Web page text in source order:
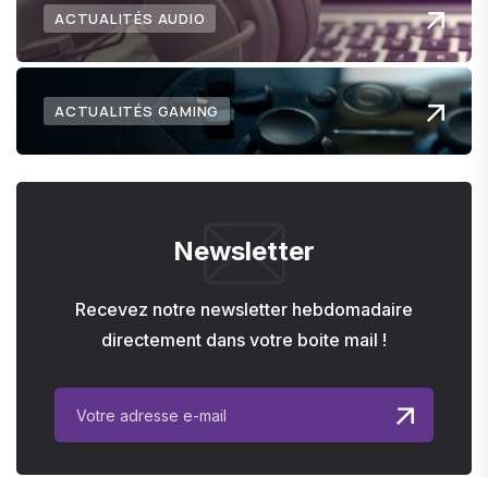
ACTUALITÉS AUDIO
ACTUALITÉS GAMING
Newsletter
Recevez notre newsletter hebdomadaire
directement dans votre boite mail !